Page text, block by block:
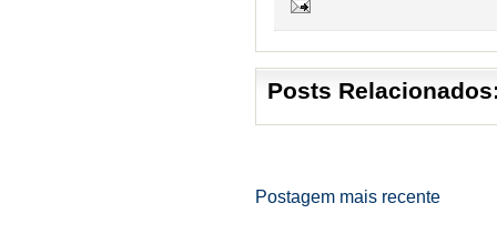
Posts
Postagem mais recente